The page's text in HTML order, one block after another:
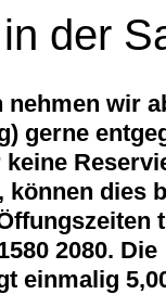
der
wir
gerne
dies
2080. Die
einmalig